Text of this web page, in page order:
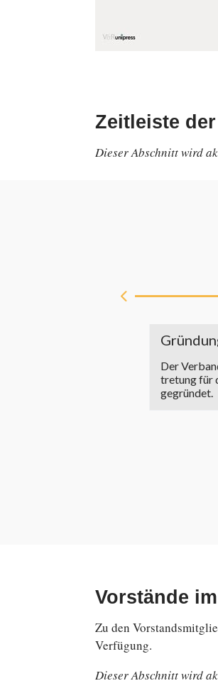
Zeitleiste
Dieser Ab­schnitt wird
Der
tre­tung für
gegründet.
Vorstände
Zu den
Verfügung.
Dieser Ab­schnitt wird